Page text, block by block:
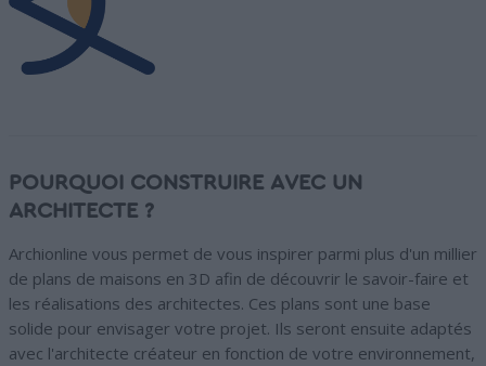
POURQUOI CONSTRUIRE AVEC UN
ARCHITECTE ?
Archionline vous permet de vous inspirer parmi plus d'un millier
de plans de maisons en 3D afin de découvrir le savoir-faire et
les réalisations des architectes. Ces plans sont une base
solide pour envisager votre projet. Ils seront ensuite adaptés
avec l'architecte créateur en fonction de votre environnement,